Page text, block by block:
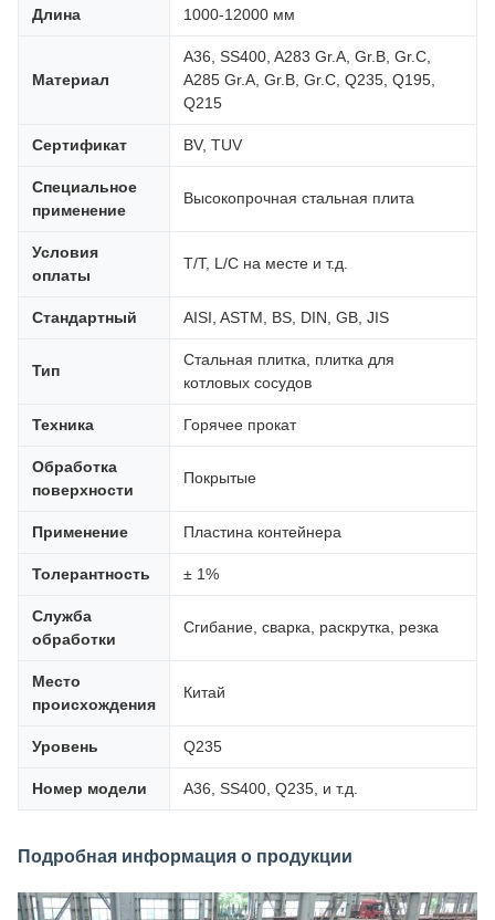
Длина 1000-12000 мм
Материал
A36, SS400, A283 Gr.A, Gr.B, Gr.C,
A285 Gr.A, Gr.B, Gr.C, Q235, Q195,
Q215
Сертификат BV, TUV
Специальное
применение
Высокопрочная стальная плита
Условия
оплаты
T/T, L/C на месте и т.д.
Стандартный AISI, ASTM, BS, DIN, GB, JIS
Тип
Стальная плитка, плитка для
котловых сосудов
Техника Горячее прокат
Обработка
поверхности
Покрытые
Применение Пластина контейнера
Толерантность ± 1%
Служба
обработки
Сгибание, сварка, раскрутка, резка
Место
происхождения
Китай
Уровень Q235
Номер модели A36, SS400, Q235, и т.д.
Подробная информация о продукции